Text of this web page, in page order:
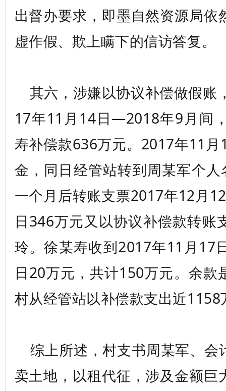
出督办要求，即墨自然资源局依
虚作假、欺上瞒下的信访答复。
其六，涉嫌以协议补偿做假账
17年11月14日—2018年9月间
寿补偿款636万元。2017年11
金，同日经管站转到周某军个
一个月后转账支票2017年12月
日346万元又以协议补偿款转账
玲。徐某寿收到2017年11月17
日20万元，共计150万元。余款
村从经管站以补偿款支出近1158
综上所述，村支书周某军、会
卖土地，以租代征，涉及金额巨